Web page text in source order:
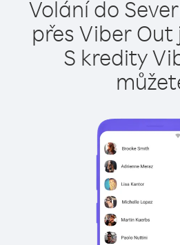
Volání do
přes Viber Out
S kredity